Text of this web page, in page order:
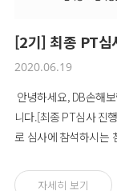
[2기] 최종 PT심
2020.06.19
안녕하세요, DB손해
니다.[최종 PT심사 진
로 심사에 참석하시는
시2. 장소(한국생산성
자세히 보기